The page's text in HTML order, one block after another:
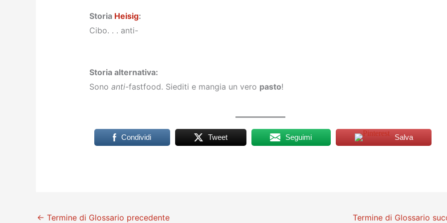
Storia Heisig:
Cibo. . . anti-
Storia alternativa:
Sono anti-fastfood. Siediti e mangia un vero pasto!
Condividi Tweet Seguimi Salva
← Termine di Glossario precedente Termine di Glossario